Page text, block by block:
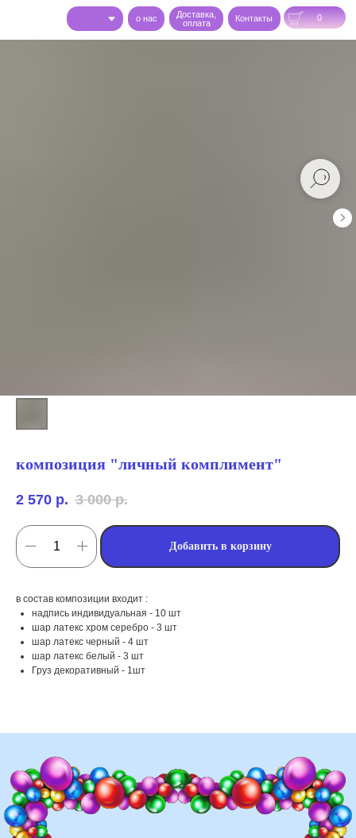
0
Доставка,
оплата
Контакты
композиция "личный комплимент"
2 570 р. 3 000 р.
Добавить в корзину
в состав композиции входит :
надпись индивидуальная - 10 шт
шар латекс хром серебро - 3 шт
шар латекс черный - 4 шт
шар латекс белый - 3 шт
Груз декоративный - 1шт
мероприятий (от детских до
красоты, фитнес-клубов и т.д
различных площадок (лофты,
рестораны, магазины)
мы занимаемся
оформлением: